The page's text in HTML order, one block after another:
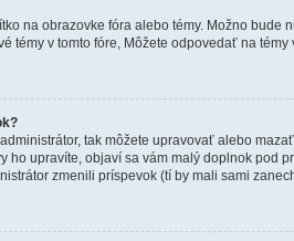
na obrazovke fóra alebo témy. Možno
témy v tomto fóre, Môžete odpovedať na témy
tak môžete upravovať alebo
ho upravíte, objaví sa vám malý doplnok pod
zmenili príspevok (tí by mali sami